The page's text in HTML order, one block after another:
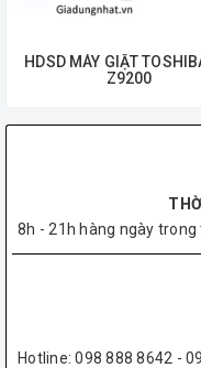
HDSD MÁY GIẶT
Z9200
8h - 21h hàng ngày trong
Hotline: 098 888 8642 -